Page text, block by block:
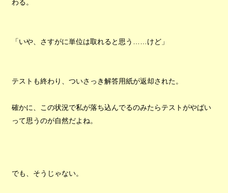
わる。
「いや、さすがに単位は取れると思う……けど」
テストも終わり、ついさっき解答用紙が返却された。
確かに、この状況で私が落ち込んでるのみたらテストがやばい
って思うのが自然だよね。
でも、そうじゃない。